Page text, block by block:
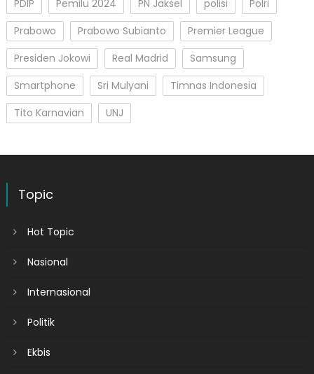
PDIP
Pemilu 2024 PN Jaksel polisi
Polri
Prabowo
Prabowo Subianto
Premier League
Presiden Jokowi
Real Madrid
Samsung
Smartphone
Sri Mulyani
Timnas Indonesia
Tito Karnavian
UNJ
Topic
Hot Topic
Nasional
Internasional
Politik
Ekbis